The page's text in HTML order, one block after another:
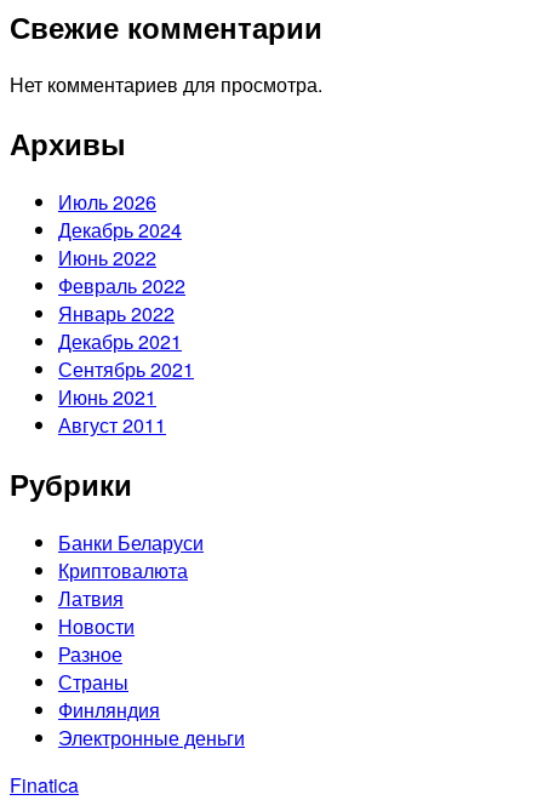
Свежие комментарии
Нет комментариев для просмотра.
Архивы
Июль 2026
Декабрь 2024
Июнь 2022
Февраль 2022
Январь 2022
Декабрь 2021
Сентябрь 2021
Июнь 2021
Август 2011
Рубрики
Банки Беларуси
Криптовалюта
Латвия
Новости
Разное
Страны
Финляндия
Электронные деньги
Finatica